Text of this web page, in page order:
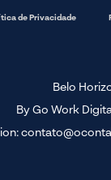
de Privacidade
Belo
By Go Work